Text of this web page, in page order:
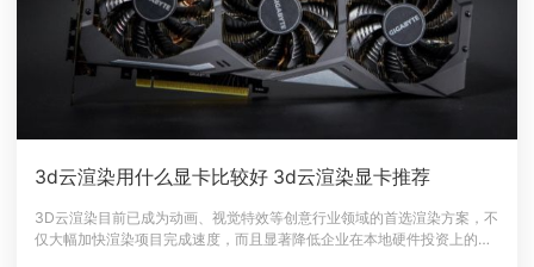
3d云渲染用什么显卡比较好 3d云渲染显卡推荐
3D云渲染目前已成为动画、视觉特效等创意行业领域的首选渲染方案，不
仅大幅加快渲染项目完成速度，而且显著降低企业在本地硬件投资上的成